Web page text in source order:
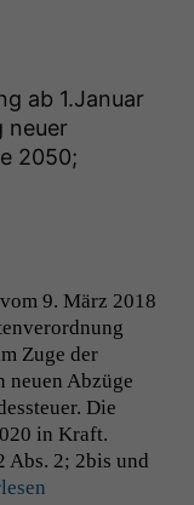
ab 1.Januar
neuer
2050;
9. März 2018
Zuge der
neuen Abzüge
Die
in Kraft.
Abs. 2; 2bis und